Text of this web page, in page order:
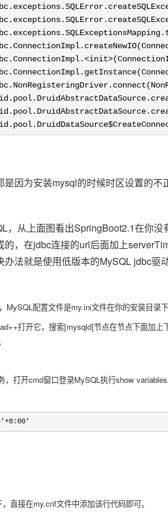
是因为安装mysql的时候时区设置的
，从上面图看出SpringBoot2.1在你
的，在jdbc连接的url后面加上
法就是使用低版本的MySQL jdbc驱
MySQL配置文件是my.ini文件在你的安装目
打开它，搜索[mysqld]节点在节点下面加上
，打开cmd窗口登录MySQL执行show
直接在my.cnf文件中添加该行代码即可。